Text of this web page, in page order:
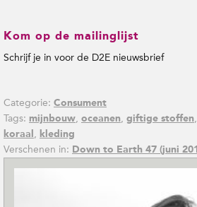
Kom op de mailinglijst
Schrijf je in voor de D2E nieuwsbrief
Categorie: Consument
Tags: mijnbouw, oceanen, giftige stoffen,
koraal , kleding
Verschenen in: Down to Earth 47 (juni